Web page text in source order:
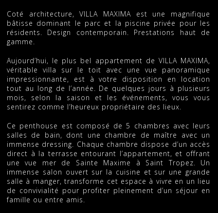
Coté architecture, VILLA MAXIMA est une magnifique
bâtisse dominant le parc et la piscine privée pour les
résidents. Design contemporain. Prestations haut de
gamme.
Aujourd’hui, le plus bel appartement de VILLA MAXIMA,
véritable villa sur le toit avec une vue panoramique
impressionnante, est à votre disposition en location
tout au long de l’année. De quelques jours à plusieurs
mois, selon la saison et les événements, vous vous
sentirez comme l’heureux propriétaire des lieux.
Ce penthouse est composé de 5 chambres avec leurs
salles de bain, dont une chambre de maître avec un
immense dressing. Chaque chambre dispose d’un accès
direct à la terrasse entourant l’appartement, et offrant
une vue mer de Sainte Maxime à Saint Tropez. Un
immense salon ouvert sur la cuisine et sur une grande
salle à manger, transforme cet espace à vivre en un lieu
de convivialité pour profiter pleinement d’un séjour en
famille ou entre amis.